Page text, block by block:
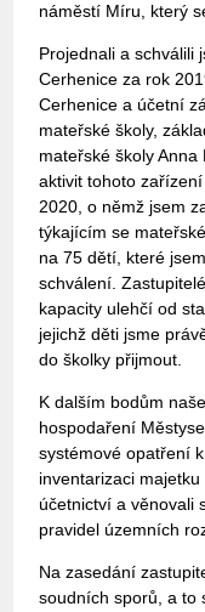
náměstí Míru, který
Projednali a schválili
Cerhenice za rok
Cerhenice a účetní
mateřské školy,
mateřské školy
aktivit tohoto
2020, o němž jsem
týkajícím se
na 75 dětí, které
schválení.
kapacity ulehčí od
jejichž děti jsme
do školky přijmout.
K dalším bodům
hospodaření
systémové opatření
inventarizaci
účetnictví a věnovali
pravidel územních
Na zasedání
soudních sporů, a to